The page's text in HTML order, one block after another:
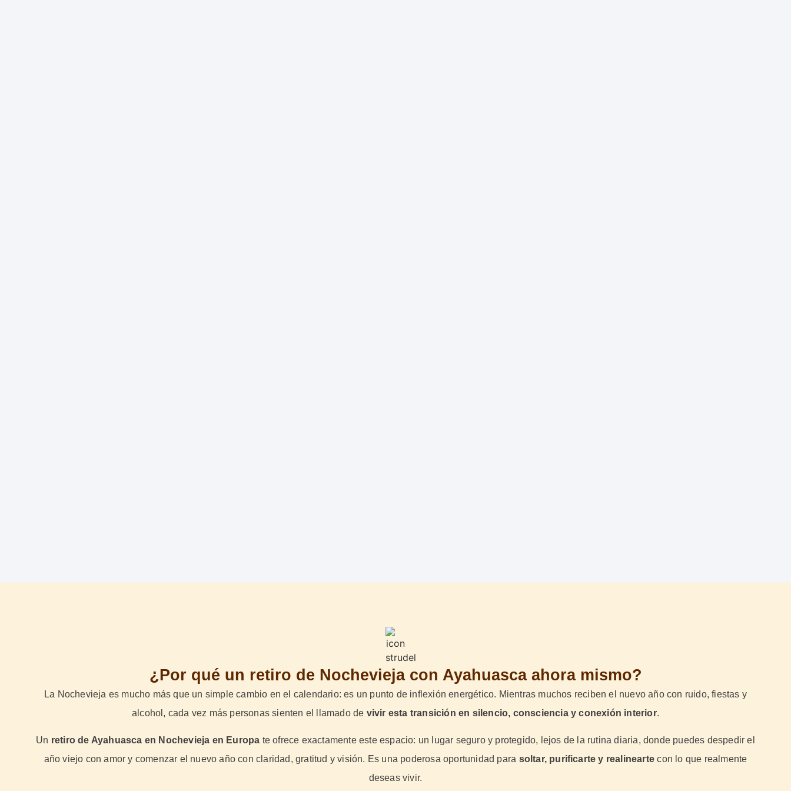
¿Por qué un retiro de Nochevieja con Ayahuasca ahora mismo?
La Nochevieja es mucho más que un simple cambio en el calendario: es un punto de inflexión energético. Mientras muchos reciben el nuevo año con ruido, fiestas y
alcohol, cada vez más personas sienten el llamado de vivir esta transición en silencio, consciencia y conexión interior.
Un retiro de Ayahuasca en Nochevieja en Europa te ofrece exactamente este espacio: un lugar seguro y protegido, lejos de la rutina diaria, donde puedes despedir el
año viejo con amor y comenzar el nuevo año con claridad, gratitud y visión. Es una poderosa oportunidad para soltar, purificarte y realinearte con lo que realmente
deseas vivir.